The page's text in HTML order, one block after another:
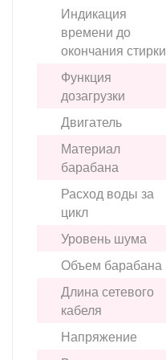
Индикация
времени до
окончания стирки
Функция
дозагрузки
Двигатель
Материал
барабана
Расход воды за
цикл
Уровень шума
Объем барабана
Длина сетевого
кабеля
Напряжение